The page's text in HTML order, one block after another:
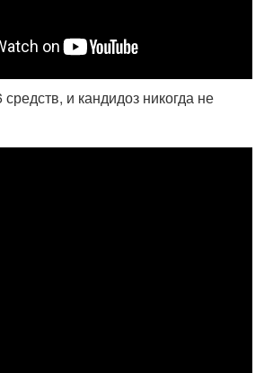
и кандидоз никогда не